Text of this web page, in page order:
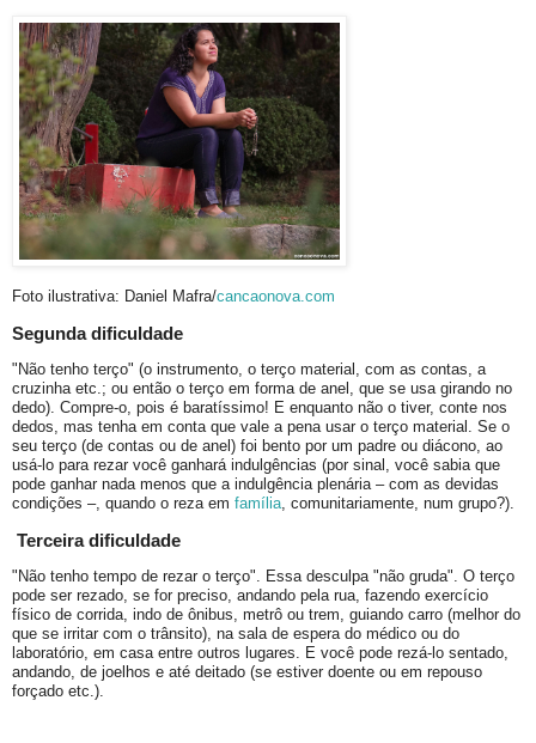
Foto ilustrativa: Daniel Mafra/cancaonova.com
Segunda dificuldade
"Não tenho terço" (o instrumento, o terço material, com as contas, a
cruzinha etc.; ou então o terço em forma de anel, que se usa girando no
dedo). Compre-o, pois é baratíssimo! E enquanto não o tiver, conte nos
dedos, mas tenha em conta que vale a pena usar o terço material. Se o
seu terço (de contas ou de anel) foi bento por um padre ou diácono, ao
usá-lo para rezar você ganhará indulgências (por sinal, você sabia que
pode ganhar nada menos que a indulgência plenária – com as devidas
condições –, quando o reza em família , comunitariamente, num grupo?).
Terceira dificuldade
"Não tenho tempo de rezar o terço". Essa desculpa "não gruda". O terço
pode ser rezado, se for preciso, andando pela rua, fazendo exercício
físico de corrida, indo de ônibus, metrô ou trem, guiando carro (melhor do
que se irritar com o trânsito), na sala de espera do médico ou do
laboratório, em casa entre outros lugares. E você pode rezá-lo sentado,
andando, de joelhos e até deitado (se estiver doente ou em repouso
forçado etc.).